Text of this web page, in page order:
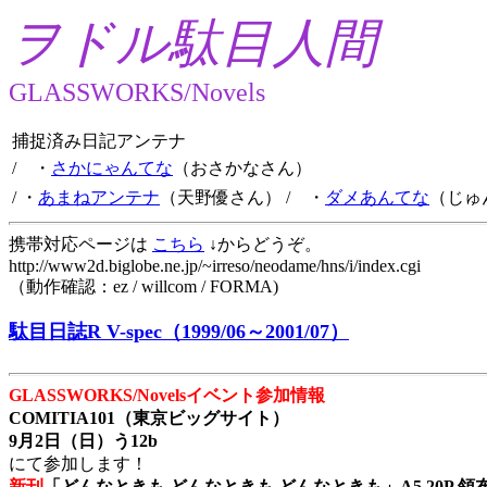
ヲドル駄目人間
GLASSWORKS/Novels
捕捉済み日記アンテナ
/ ・ さかにゃんてな （おさかなさん）
/ ・ あまねアンテナ （天野優さん） / ・ ダメあんてな （じ
携帯対応ページは こちら ↓からどうぞ。
http://www2d.biglobe.ne.jp/~irreso/neodame/hns/i/index.cgi
（動作確認：ez / willcom / FORMA)
駄目日誌R V-spec（1999/06～2001/07）
GLASSWORKS/Novelsイベント参加情報
COMITIA101（東京ビッグサイト）
9月2日（日）う12b
にて参加します！